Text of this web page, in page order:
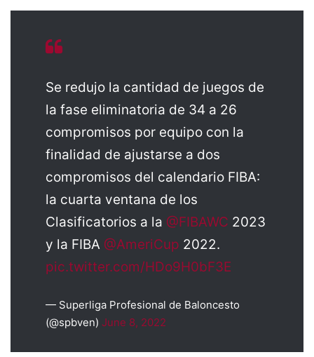
Se redujo la cantidad de juegos de
la fase eliminatoria de 34 a 26
compromisos por equipo con la
finalidad de ajustarse a dos
compromisos del calendario FIBA:
la cuarta ventana de los
Clasificatorios a la @FIBAWC 2023
y la FIBA @AmeriCup 2022.
pic.twitter.com/HDo9H0bF3E
— Superliga Profesional de Baloncesto
(@spbven) June 8, 2022